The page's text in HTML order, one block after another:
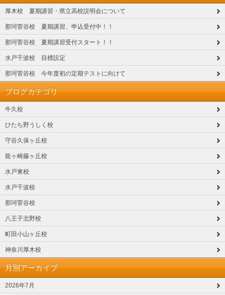
厚木校 夏期講習・県立高校説明会について
那珂菅谷校 夏期講習、申込受付中！！
那珂菅谷校 夏期講習受付スタート！！
水戸千波校 目標設定
那珂菅谷校 今年度初の定期テストに向けて
ブログカテゴリ
牛久校
ひたち野うしく校
守谷久保ヶ丘校
龍ヶ崎藤ヶ丘校
水戸東校
水戸千波校
那珂菅谷校
八王子北野校
町田小山ヶ丘校
神奈川厚木校
月別アーカイブ
2026年7月